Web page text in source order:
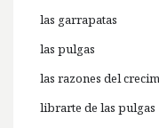
las garrapatas
las pulgas
las razones del
librarte de las pulgas